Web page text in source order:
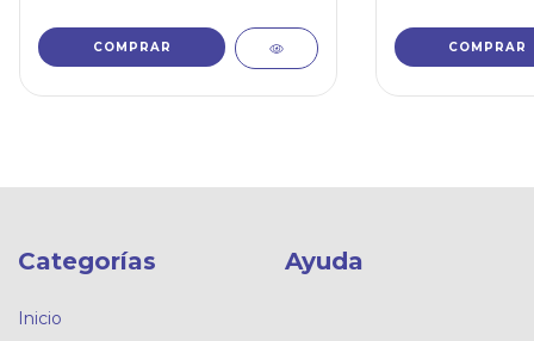
Categorías
Inicio
Ayuda